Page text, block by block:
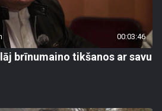
00:03:46
brīnumaino tikšanos ar savu